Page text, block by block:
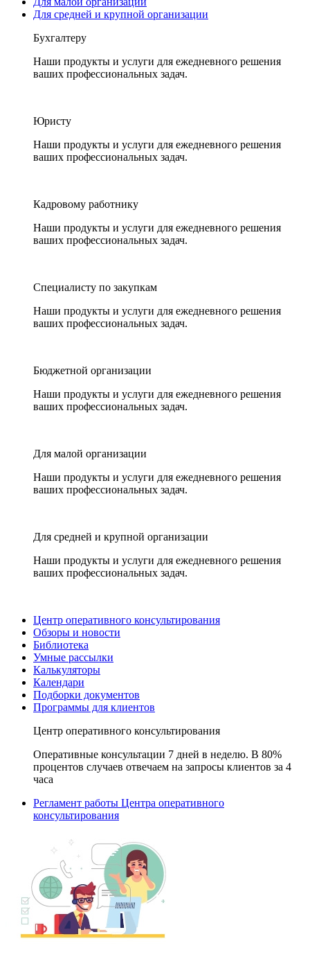
Для средней и крупной организации
Бухгалтеру
Наши продукты и услуги для ежедневного решения
ваших профессиональных задач.
Юристу
Наши продукты и услуги для ежедневного решения
ваших профессиональных задач.
Кадровому работнику
Наши продукты и услуги для ежедневного решения
ваших профессиональных задач.
Специалисту по закупкам
Наши продукты и услуги для ежедневного решения
ваших профессиональных задач.
Бюджетной организации
Наши продукты и услуги для ежедневного решения
ваших профессиональных задач.
Для малой организации
Наши продукты и услуги для ежедневного решения
ваших профессиональных задач.
Для средней и крупной организации
Наши продукты и услуги для ежедневного решения
ваших профессиональных задач.
Центр оперативного консультирования
Обзоры и новости
Библиотека
Умные рассылки
Калькуляторы
Календари
Подборки документов
Программы для клиентов
Центр оперативного консультирования
Оперативные консультации 7 дней в неделю. В 80%
процентов случаев отвечаем на запросы клиентов за 4
часа
Регламент работы Центра оперативного
консультирования